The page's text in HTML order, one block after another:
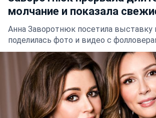
молчание и показала
Анна Заворотнюк посетила
поделилась фото и видео с